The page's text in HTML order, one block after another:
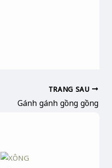
TRANG SAU
Gánh gánh gồng gồng